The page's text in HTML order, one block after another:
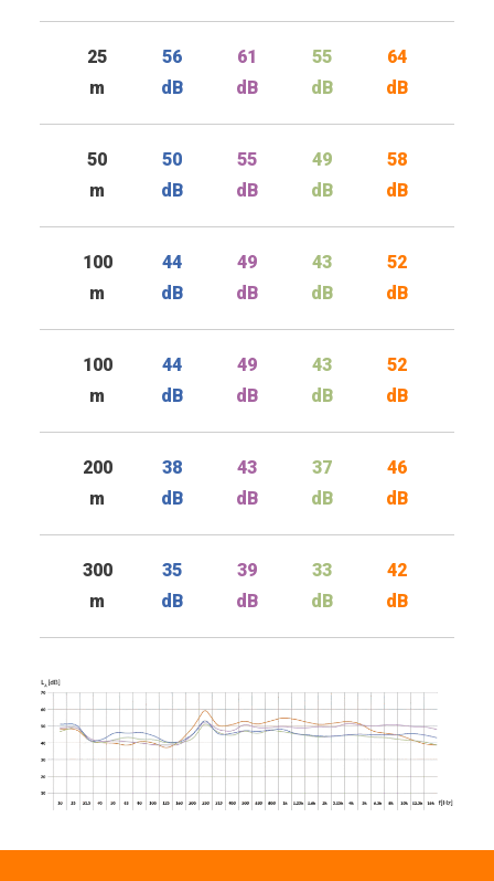
25
m
56
dB
61
dB
55
dB
64
dB
50
m
50
dB
55
dB
49
dB
58
dB
100
m
44
dB
49
dB
43
dB
52
dB
100
m
44
dB
49
dB
43
dB
52
dB
200
m
38
dB
43
dB
37
dB
46
dB
300
m
35
dB
39
dB
33
dB
42
dB